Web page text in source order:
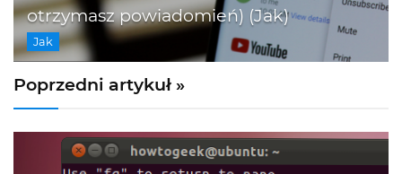
otrzymasz powiadomień) (Jak)
Jak
Poprzedni artykuł »